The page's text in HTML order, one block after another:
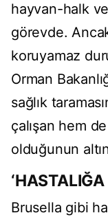
hayvan-halk
görevde.
koruyamaz
Orman
sağlık
çalışan hem
olduğunun
‘HASTALIĞA
Brusella gibi